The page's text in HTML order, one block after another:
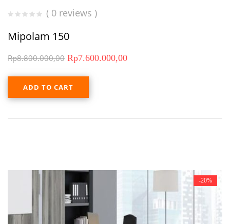
( 0 reviews )
Mipolam 150
Rp8.800.000,00 Rp7.600.000,00
ADD TO CART
-20%